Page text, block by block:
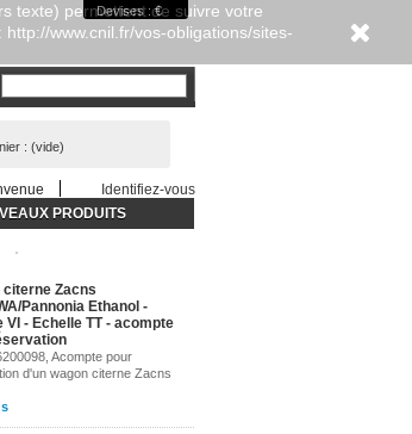
Devises : €
: (vide)
Identifiez-vous
PRODUITS
citerne Zacns
Pannonia Ethanol -
VI - Echelle TT - acompte
Acompte pour
d'un wagon citerne Zacns
texte) permettent de suivre votre
www.cnil.fr/vos-obligations/sites-